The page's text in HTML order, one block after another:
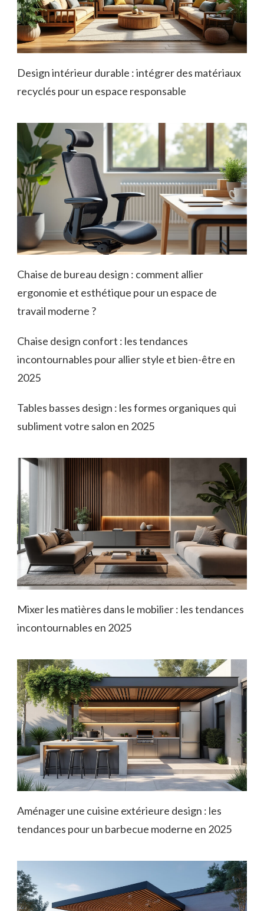
Design intérieur durable : intégrer des matériaux
recyclés pour un espace responsable
Chaise de bureau design : comment allier
ergonomie et esthétique pour un espace de
travail moderne ?
Chaise design confort : les tendances
incontournables pour allier style et bien-être en
2025
Tables basses design : les formes organiques qui
subliment votre salon en 2025
Mixer les matières dans le mobilier : les tendances
incontournables en 2025
Aménager une cuisine extérieure design : les
tendances pour un barbecue moderne en 2025